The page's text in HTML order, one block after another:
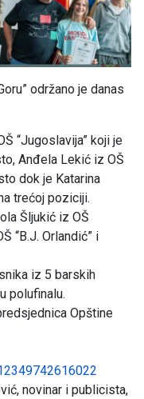
održano je danas
“Jugoslavija” koji je
Anđela Lekić iz OŠ
dok je Katarina
trećoj poziciji.
Šljukić iz OŠ
“B.J. Orlandić” i
iz 5 barskih
polufinalu.
Opštine
novinar i publicista,